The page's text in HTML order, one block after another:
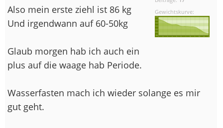
Gewichtskurve:
Also mein erste ziehl ist 86 kg
Und irgendwann auf 60-50kg
Glaub morgen hab ich auch ein
plus auf die waage hab Periode.
Wasserfasten mach ich wieder solange es mir
gut geht.